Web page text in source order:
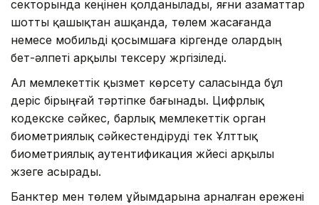
секторында кеңінен қолданылады, яғни азаматтар
шотты қашықтан ашқанда, төлем жасағанда
немесе мобильді қосымшаға кіргенде олардың
бет-әлпеті арқылы тексеру жүргізіледі.
Ал мемлекеттік қызмет көрсету саласында бұл
үдеріс бірыңғай тәртіпке бағынады. Цифрлық
кодекске сәйкес, барлық мемлекеттік орган
биометриялық сәйкестендіруді тек Ұлттық
биометриялық аутентификация жүйесі арқылы
жүзеге асырады.
Банктер мен төлем ұйымдарына арналған ережені